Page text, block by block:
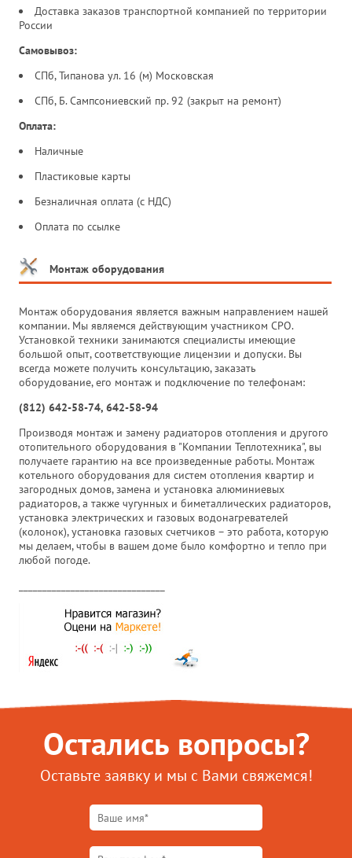
Доставка заказов транспортной компанией по территории
России
Самовывоз:
СПб, Типанова ул. 16 (м) Московская
СПб, Б. Сампсониевский пр. 92 (закрыт на ремонт)
Оплата:
Наличные
Пластиковые карты
Безналичная оплата (с НДС)
Оплата по ссылке
Монтаж оборудования
Монтаж оборудования является важным направлением нашей
компании. Мы являемся действующим участником СРО.
Установкой техники занимаются специалисты имеющие
большой опыт, соответствующие лицензии и допуски. Вы
всегда можете получить консультацию, заказать
оборудование, его монтаж и подключение по телефонам:
(812) 642-58-74, 642-58-94
Производя монтаж и замену радиаторов отопления и другого
отопительного оборудования в "Компании Теплотехника", вы
получаете гарантию на все произведенные работы. Монтаж
котельного оборудования для систем отопления квартир и
загородных домов, замена и установка алюминиевых
радиаторов, а также чугунных и биметаллических радиаторов,
установка электрических и газовых водонагревателей
(колонок), установка газовых счетчиков – это работа, которую
мы делаем, чтобы в вашем доме было комфортно и тепло при
любой погоде.
Остались вопросы?
Оставьте заявку и мы с Вами свяжемся!